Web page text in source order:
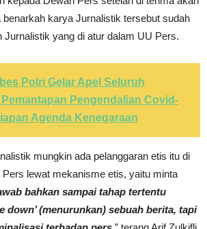
benarkah karya Jurnalistik tersebut sudah
Jurnalistik yang di atur dalam UU Pers.
Polri Gelar Apel Seluruh
Pengendalian Covid-
Agenda Kenegaraan
mungkin ada pelanggaran etis itu di
lewat mekanisme etis, yaitu minta
bahkan sampai tahap tertentu
down’ (menurunkan) sebuah berita, tapi